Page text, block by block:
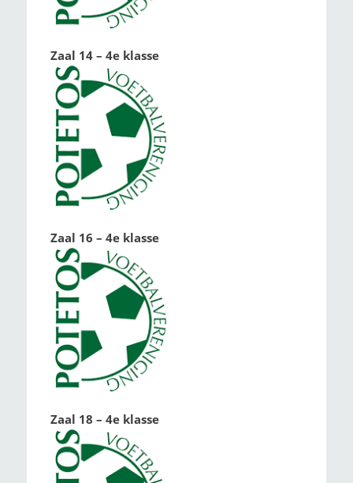
Zaal 14 – 4e klasse
Zaal 16 – 4e klasse
Zaal 18 – 4e klasse